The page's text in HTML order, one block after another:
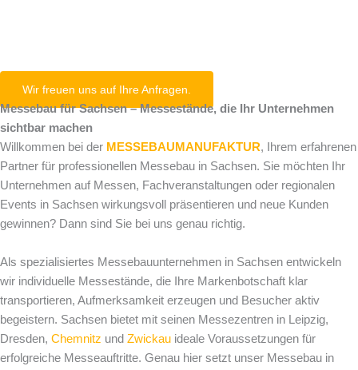
Wir freuen uns auf Ihre Anfragen.
Messebau für Sachsen – Messestände, die Ihr Unternehmen
sichtbar machen
Willkommen bei der MESSEBAUMANUFAKTUR, Ihrem erfahrenen
Partner für professionellen Messebau in Sachsen. Sie möchten Ihr
Unternehmen auf Messen, Fachveranstaltungen oder regionalen
Events in Sachsen wirkungsvoll präsentieren und neue Kunden
gewinnen? Dann sind Sie bei uns genau richtig.
Als spezialisiertes Messebauunternehmen in Sachsen entwickeln
wir individuelle Messestände, die Ihre Markenbotschaft klar
transportieren, Aufmerksamkeit erzeugen und Besucher aktiv
begeistern. Sachsen bietet mit seinen Messezentren in Leipzig,
Dresden, Chemnitz und Zwickau ideale Voraussetzungen für
erfolgreiche Messeauftritte. Genau hier setzt unser Messebau in